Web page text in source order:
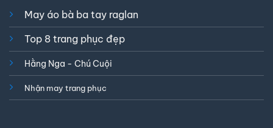
May áo bà ba tay raglan
Top 8 trang phục đẹp
Hằng Nga - Chú Cuội
Nhận may trang phục